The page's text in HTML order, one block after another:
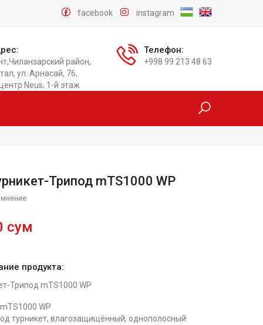
instagram
facebook
район,
ул. Арнасай, 76,
Neus, 1-й этаж
Телефон:
+998 99 213 48 63
Трипод mTS1000 WP
мнение
сум
продукта:
Трипод mTS1000 WP
mTS1000 WP
турникет, влагозащищённый, однополосный